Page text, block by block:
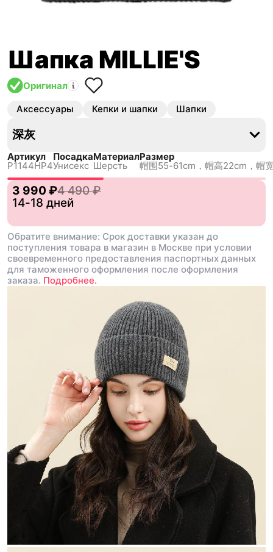
Шапка MILLIE'S
Оригинал
Аксессуары Кепки и шапки Шапки
深灰
Артикул
P1144HP4
Посадка
Унисекс
Материал
Шерсть
Размер
帽围55-61cm，帽高22cm，帽
3 990 ₽4 490 ₽
14-18 дней
Обратите внимание: Срок доставки указан до
поступления товара в магазин в Москве при условии
своевременного предоставления паспортных данных
для таможенного оформления после оформления
заказа. Подробнее.